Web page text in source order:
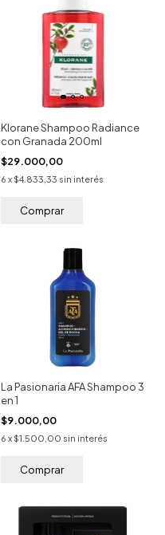
Klorane Shampoo Radiance
con Granada 200ml
$29.000,00
6 x $4.833,33 sin interés
La Pasionaria AFA Shampoo 3
en 1
$9.000,00
6 x $1.500,00 sin interés